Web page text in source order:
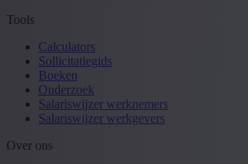
Tools
Calculators
Sollicitatiegids
Boeken
Onderzoek
Salariswijzer werknemers
Salariswijzer werkgevers
Over ons